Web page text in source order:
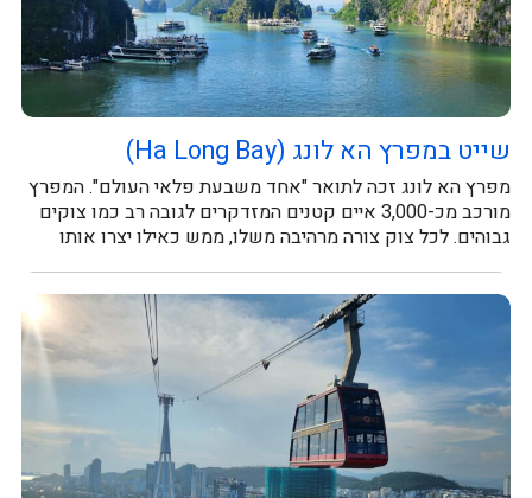
שייט במפרץ הא לונג (Ha Long Bay)
מפרץ הא לונג זכה לתואר "אחד משבעת פלאי העולם". המפרץ
מורכב מכ-3,000 איים קטנים המזדקרים לגובה רב כמו צוקים
גבוהים. לכל צוק צורה מרהיבה משלו, ממש כאילו יצרו אותו